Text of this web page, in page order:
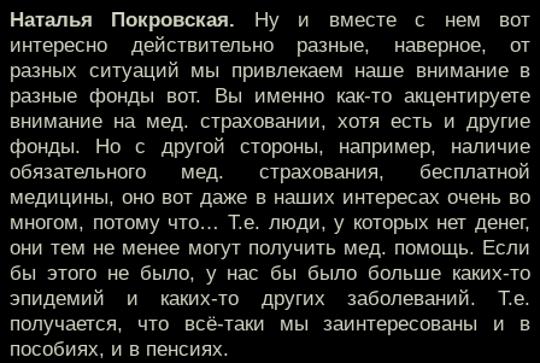
Наталья Покровская. Ну и вместе с нем вот
интересно действительно разные, наверное, от
разных ситуаций мы привлекаем наше внимание в
разные фонды вот. Вы именно как-то акцентируете
внимание на мед. страховании, хотя есть и другие
фонды. Но с другой стороны, например, наличие
обязательного мед. страхования, бесплатной
медицины, оно вот даже в наших интересах очень во
многом, потому что… Т.е. люди, у которых нет денег,
они тем не менее могут получить мед. помощь. Если
бы этого не было, у нас бы было больше каких-то
эпидемий и каких-то других заболеваний. Т.е.
получается, что всё-таки мы заинтересованы и в
пособиях, и в пенсиях.